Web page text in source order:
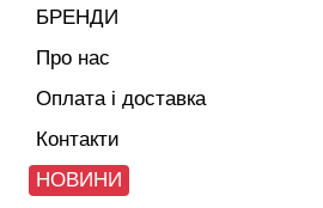
БРЕНДИ
Про нас
Оплата і доставка
Контакти
НОВИНИ